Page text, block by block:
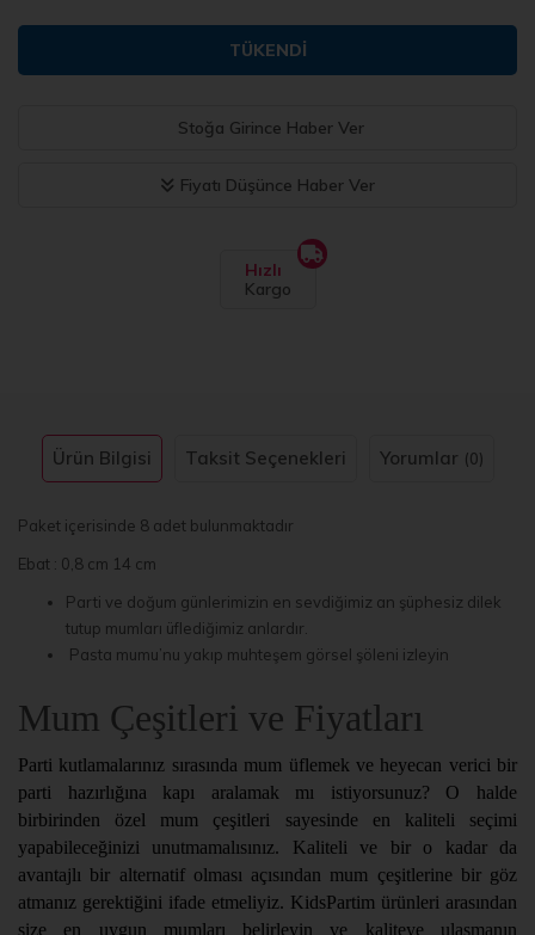
TÜKENDI
Stoğa Girince Haber Ver
Fiyatı Düşünce Haber Ver
Hızlı
Kargo
Ürün Bilgisi Taksit Seçenekleri Yorumlar (0)
Paket içerisinde 8 adet bulunmaktadır
Ebat : 0,8 cm 14 cm
Parti ve doğum günlerimizin en sevdiğimiz an şüphesiz dilek
tutup mumları üflediğimiz anlardır.
Pasta mumu’nu yakıp muhteşem görsel şöleni izleyin
Mum Çeşitleri ve Fiyatları
Parti kutlamalarınız sırasında mum üflemek ve heyecan verici bir
parti hazırlığına kapı aralamak mı istiyorsunuz? O halde
birbirinden özel mum çeşitleri sayesinde en kaliteli seçimi
yapabileceğinizi unutmamalısınız. Kaliteli ve bir o kadar da
avantajlı bir alternatif olması açısından mum çeşitlerine bir göz
atmanız gerektiğini ifade etmeliyiz. KidsPartim ürünleri arasından
size en uygun mumları belirleyin ve kaliteye ulaşmanın